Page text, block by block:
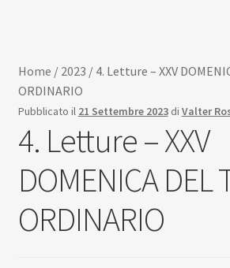
Riviste
Scuola
Contatti
Don Bosco
Home / 2023 / 4. Letture – XXV
ORDINARIO
Pubblicato il 21 Settembre 2023 di Valter
4. Letture – XXV
DOMENICA DEL
ORDINARIO